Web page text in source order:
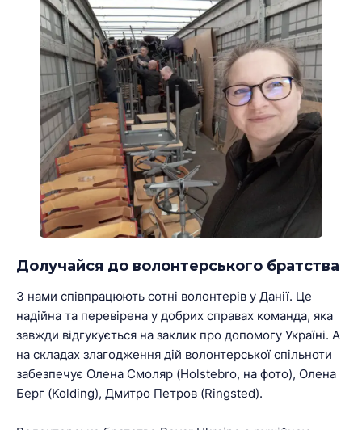
Долучайся до волонтерського братства
З нами співпрацюють сотні волонтерів у Данії. Це
надійна та перевірена у добрих справах команда, яка
завжди відгукується на заклик про допомогу Україні. А
на складах злагодження дій волонтерської спільноти
забезпечує Олена Смоляр (Holstebro, на фото), Олена
Берг (Kolding), Дмитро Петров (Ringsted).